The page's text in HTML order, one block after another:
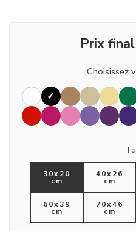
Prix
Choisissez
30x20
cm
40x26
cm
60x39
cm
70x46
cm